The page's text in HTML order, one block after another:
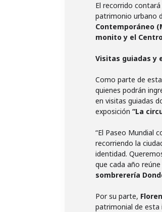
El recorrido
patrimonio urbano
Contemporáneo
monito y el
Visitas guiadas y
Como parte de
quienes podrán
en visitas guiadas
exposición “La
“El Paseo Mundial
recorriendo la
identidad.
que cada año
sombrerería
Por su parte,
patrimonial de esta